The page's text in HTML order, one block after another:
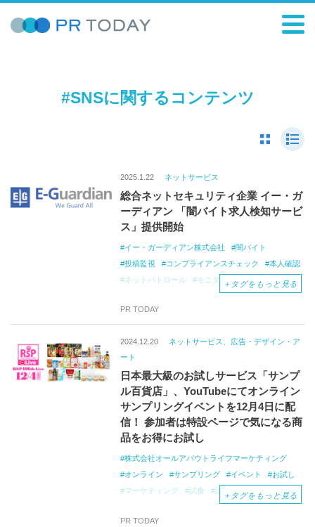
#SNSに関するコンテンツ
2025.1.22 ネットサービス
総合ネットセキュリティ企業 イー・ガ
ーディアン 「闇バイト求人検知サービ
ス」提供開始
イー・ガーディアン株式会社
闇バイト
投稿監視
コンプライアンスチェック
本人確認
ネットパトロール
モニタリング SNS 求人
＋ タグをもっと見る
PR TODAY
2024.12.20
ネットサービス、広告・デザイン・ア
ート
日本最大級のお試しサービス「サンプ
ル百貨店」、YouTubeにてオンライン
サンプリングイベントを12月4日に配
信！ 参加者は特設ページで気になる商
品をお得にお試し
株式会社オールアバウトライフマーケティング
オンライン
サンプリング イベント
お試し
マーケティング
試食 試飲
プロモーション
＋ タグをもっと見る
PR TODAY